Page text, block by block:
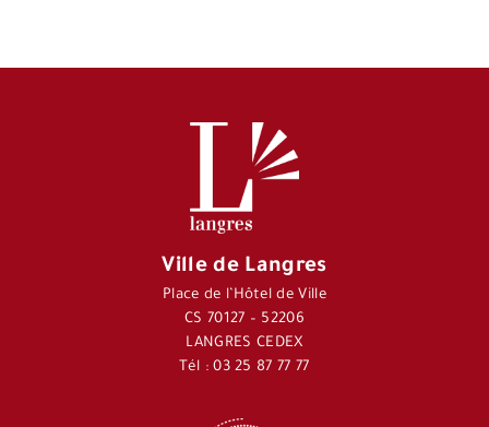
Ville de Langres
Place de l’Hôtel de Ville
CS 70127 – 52206
LANGRES CEDEX
Tél : 03 25 87 77 77